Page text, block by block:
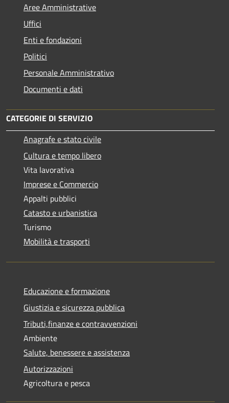
Aree Amministrative
Uffici
Enti e fondazioni
Politici
Personale Amministrativo
Documenti e dati
CATEGORIE DI SERVIZIO
Anagrafe e stato civile
Cultura e tempo libero
Vita lavorativa
Imprese e Commercio
Appalti pubblici
Catasto e urbanistica
Turismo
Mobilità e trasporti
Educazione e formazione
Giustizia e sicurezza pubblica
Tributi,finanze e contravvenzioni
Ambiente
Salute, benessere e assistenza
Autorizzazioni
Agricoltura e pesca